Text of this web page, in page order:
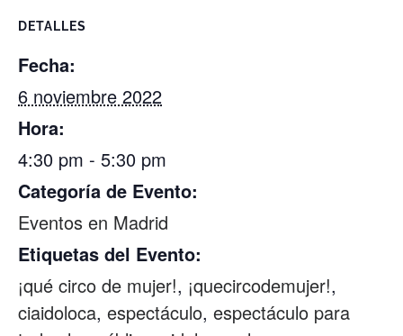
DETALLES
Fecha:
6 noviembre 2022
Hora:
4:30 pm - 5:30 pm
Categoría de Evento:
Eventos en Madrid
Etiquetas del Evento:
¡qué circo de mujer!, ¡quecircodemujer!,
ciaidoloca, espectáculo, espectáculo para